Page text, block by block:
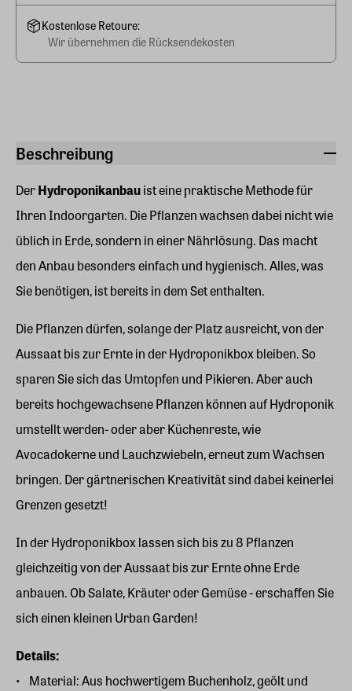
Beschreibung
DerHydroponikanbauist eine praktische Methode für
Ihren Indoorgarten. Die Pflanzen wachsen dabei nicht wie
üblich in Erde, sondern in einer Nährlösung. Das macht
den Anbau besonders einfach und hygienisch. Alles, was
Sie benötigen, ist bereits in dem Set enthalten.
Die Pflanzen dürfen, solange der Platz ausreicht, von der
Aussaat bis zur Ernte in der Hydroponikbox bleiben. So
sparen Sie sich das Umtopfen und Pikieren. Aber auch
bereits hochgewachsene Pflanzen können auf Hydroponik
umstellt werden- oder aber Küchenreste, wie
Avocadokerne und Lauchzwiebeln, erneut zum Wachsen
bringen. Der gärtnerischen Kreativität sind dabei keinerlei
Grenzen gesetzt!
In der Hydroponikbox lassen sich bis zu 8 Pflanzen
gleichzeitig von der Aussaat bis zur Ernte ohne Erde
anbauen. Ob Salate, Kräuter oder Gemüse - erschaffen Sie
sich einen kleinen Urban Garden!
Details:
Material: Aus hochwertigem Buchenholz, geölt und
Kostenlose Retoure:
Wir übernehmen die Rücksendekosten